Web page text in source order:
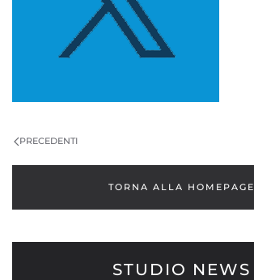
PRECEDENTI
TORNA ALLA HOMEPAGE
STUDIO NEWS